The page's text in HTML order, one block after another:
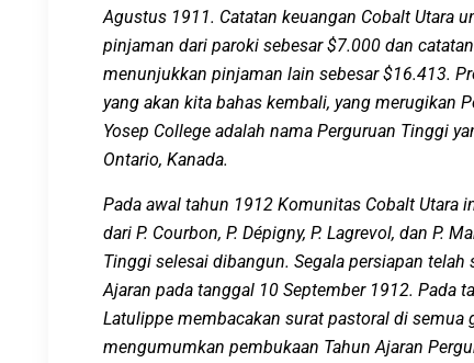
Agustus 1911. Catatan keuangan Cobalt Utara
pinjaman dari paroki sebesar $7.000 dan
menunjukkan pinjaman lain sebesar $16.413.
yang akan kita bahas kembali, yang merugikan
Yosep College adalah nama Perguruan Tinggi
Ontario, Kanada.
Pada awal tahun 1912 Komunitas Cobalt Utara
dari P. Courbon, P. Dépigny, P. Lagrevol, dan P.
Tinggi selesai dibangun. Segala persiapan
Ajaran pada tanggal 10 September 1912. Pada
Latulippe membacakan surat pastoral di semua
mengumumkan pembukaan Tahun Ajaran